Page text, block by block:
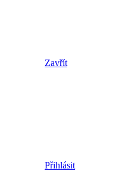
Zavřít
Přihlásit